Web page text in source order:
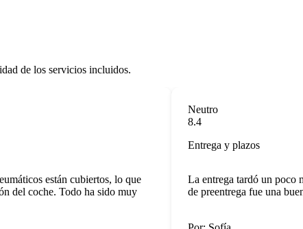
de los servicios incluidos.
están cubiertos, lo que
coche. Todo ha sido muy
Neutro
8.4
Entrega y plazos
La entrega tardó un poco
de preentrega fue una